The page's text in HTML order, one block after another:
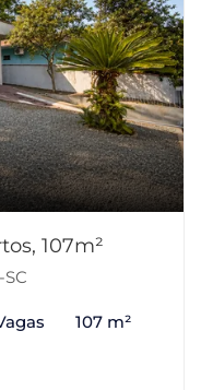
107m²
107 m²